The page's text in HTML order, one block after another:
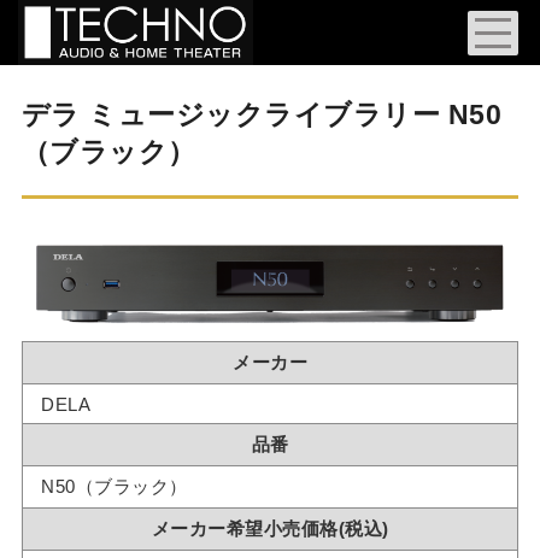
デラ ミュージックライブラリー N50
（ブラック）
メーカー
DELA
品番
N50（ブラック）
メーカー希望小売価格(税込)